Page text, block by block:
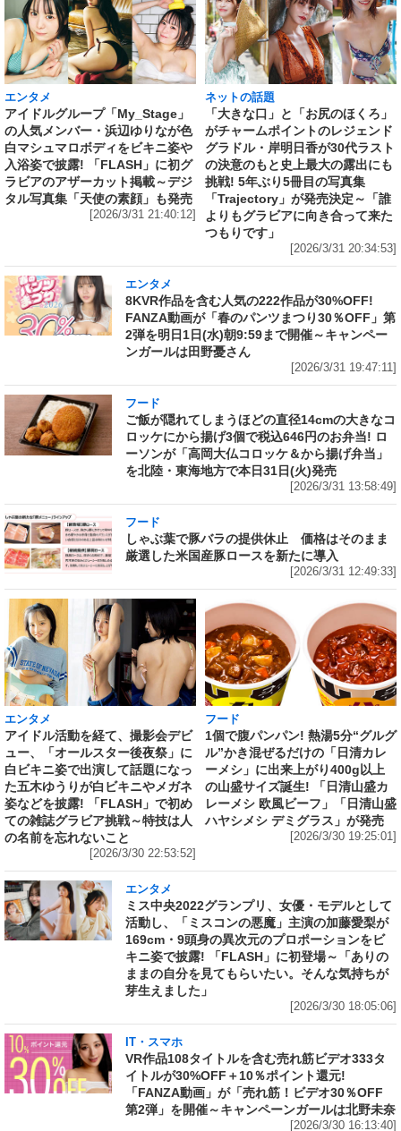
エンタメ
アイドルグループ「My_Stage」
の人気メンバー・浜辺ゆりなが色
白マシュマロボディをビキニ姿や
入浴姿で披露! 「FLASH」に初グ
ラビアのアザーカット掲載～デジ
タル写真集「天使の素顔」も発売
[2026/3/31 21:40:12]
ネットの話題
「大きな口」と「お尻のほくろ」
がチャームポイントのレジェンド
グラドル・岸明日香が30代ラスト
の決意のもと史上最大の露出にも
挑戦! 5年ぶり5冊目の写真集
「Trajectory」が発売決定～「誰
よりもグラビアに向き合って来た
つもりです」
[2026/3/31 20:34:53]
エンタメ
8KVR作品を含む人気の222作品が30%OFF!
FANZA動画が「春のパンツまつり30％OFF」第
2弾を明日1日(水)朝9:59まで開催～キャンペー
ンガールは田野憂さん
[2026/3/31 19:47:11]
フード
ご飯が隠れてしまうほどの直径14cmの大きなコ
ロッケにから揚げ3個で税込646円のお弁当! ロ
ーソンが「高岡大仏コロッケ＆から揚げ弁当」
を北陸・東海地方で本日31日(火)発売
[2026/3/31 13:58:49]
フード
しゃぶ葉で豚バラの提供休止 価格はそのまま
厳選した米国産豚ロースを新たに導入
[2026/3/31 12:49:33]
エンタメ
アイドル活動を経て、撮影会デビ
ュー、「オールスター後夜祭」に
白ビキニ姿で出演して話題になっ
た五木ゆうりが白ビキニやメガネ
姿などを披露! 「FLASH」で初め
ての雑誌グラビア挑戦～特技は人
の名前を忘れないこと
[2026/3/30 22:53:52]
フード
1個で腹パンパン! 熱湯5分“グルグ
ル”かき混ぜるだけの「日清カレ
ーメシ」に出来上がり400g以上
の山盛サイズ誕生! 「日清山盛カ
レーメシ 欧風ビーフ」「日清山盛
ハヤシメシ デミグラス」が発売
[2026/3/30 19:25:01]
エンタメ
ミス中央2022グランプリ、女優・モデルとして
活動し、「ミスコンの悪魔」主演の加藤愛梨が
169cm・9頭身の異次元のプロポーションをビ
キニ姿で披露! 「FLASH」に初登場～「ありの
ままの自分を見てもらいたい。そんな気持ちが
芽生えました」
[2026/3/30 18:05:06]
IT・スマホ
VR作品108タイトルを含む売れ筋ビデオ333タ
イトルが30%OFF＋10％ポイント還元!
「FANZA動画」が「売れ筋！ビデオ30％OFF
第2弾」を開催～キャンペーンガールは北野未奈
[2026/3/30 16:13:40]